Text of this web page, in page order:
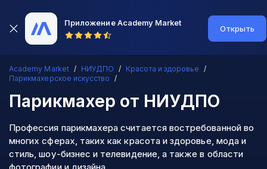
Приложение Academy Market
Открыть
Academy Market НИУДПО
Красота и здоровье
Парикмахерское искусство
Парикмахер от НИУДПО
Профессия парикмахера считается востребованной во
многих сферах, таких как красота и здоровье, мода и
стиль, шоу-бизнес и телевидение, а также в области